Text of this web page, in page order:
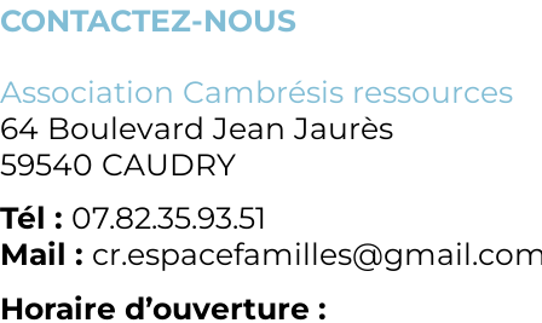
CONTACTEZ-NOUS
Association Cambrésis ressources
64 Boulevard Jean Jaurès
59540 CAUDRY
Tél : 07.82.35.93.51
Mail :
Horaire d’ouverture :